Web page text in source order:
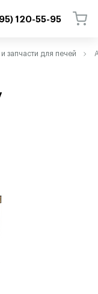
120-55-95
запчасти для печей